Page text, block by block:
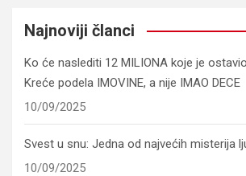
Najnoviji članci
Ko će naslediti 12 MILIONA koje je
Kreće podela IMOVINE, a nije IMAO DECE
10/09/2025
Svest u snu: Jedna od najvećih misterija
10/09/2025